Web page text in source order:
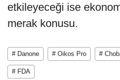
etkileyeceği ise
merak konusu.
# Danone # Oikos Pro #
# FDA